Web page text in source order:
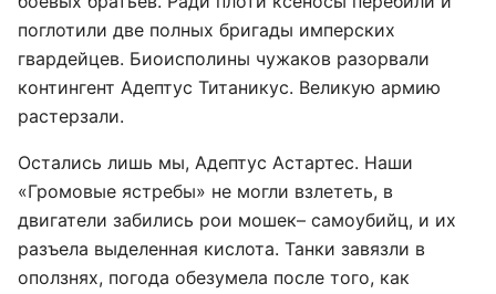
поглотили две полных бригады имперских
гвардейцев. Биоисполины чужаков разорвали
контингент Адептус Титаникус. Великую армию
растерзали.
Остались лишь мы, Адептус Астартес. Наши
«Громовые ястребы» не могли взлететь, в
двигатели забились рои мошек– самоубийц, и их
разъела выделенная кислота. Танки завязли в
оползнях, погода обезумела после того, как